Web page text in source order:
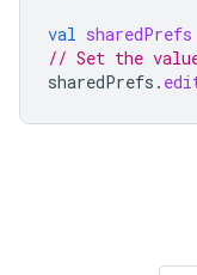
val sharedPrefs
// Set the
sharedPrefs .